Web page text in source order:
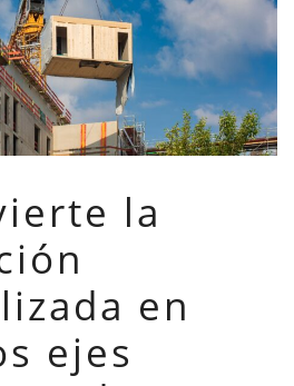
la
en
ejes